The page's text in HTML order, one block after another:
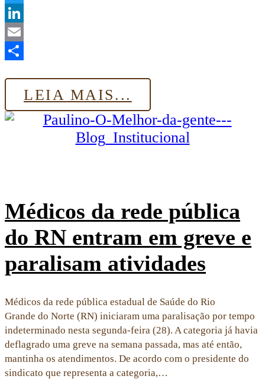
Twitter
LinkedIn
Email
LEIA MAIS...
Médicos da rede pública
do RN entram em greve e
paralisam atividades
Médicos da rede pública estadual de Saúde do Rio
Grande do Norte (RN) iniciaram uma paralisação por tempo
indeterminado nesta segunda-feira (28). A categoria já havia
deflagrado uma greve na semana passada, mas até então,
mantinha os atendimentos. De acordo com o presidente do
sindicato que representa a categoria,…